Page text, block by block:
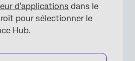
d’applications dans le
pour sélectionner le
Hub.